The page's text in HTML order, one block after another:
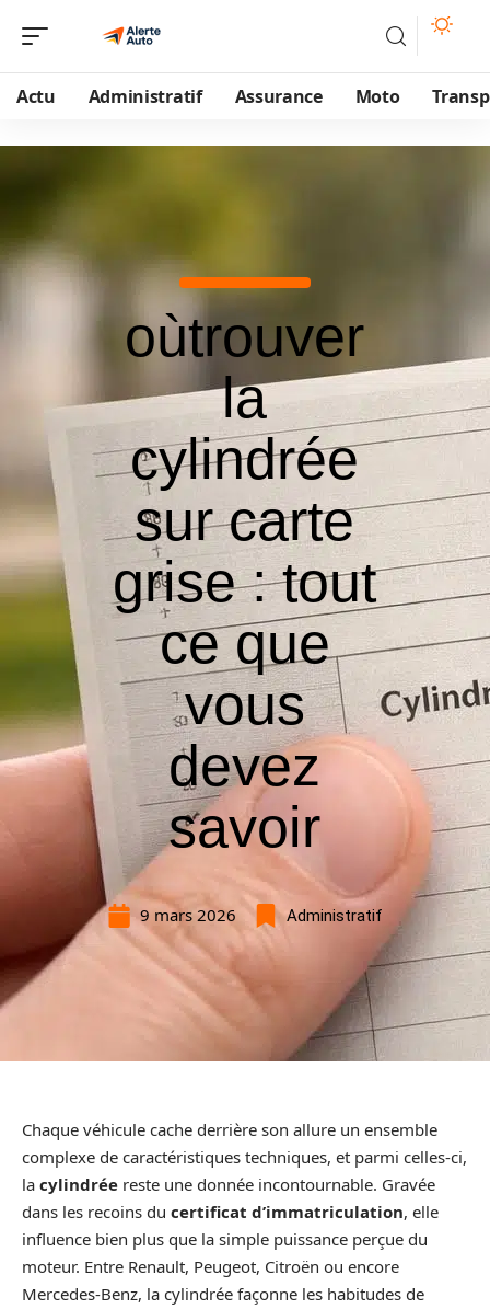
Actu Administratif Assurance Moto
oùtrouver
la
cylindrée
sur carte
grise : tout
ce que
vous
devez
savoir
9 mars 2026 Administratif
Chaque véhicule cache derrière son allure un ensemble
complexe de caractéristiques techniques, et parmi celles-ci,
la cylindrée reste une donnée incontournable. Gravée
dans les recoins du certificat d’immatriculation, elle
influence bien plus que la simple puissance perçue du
moteur. Entre Renault, Peugeot, Citroën ou encore
Mercedes-Benz, la cylindrée façonne les habitudes de